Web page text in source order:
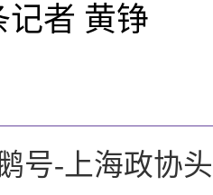
记者 黄铮
号-上海政协